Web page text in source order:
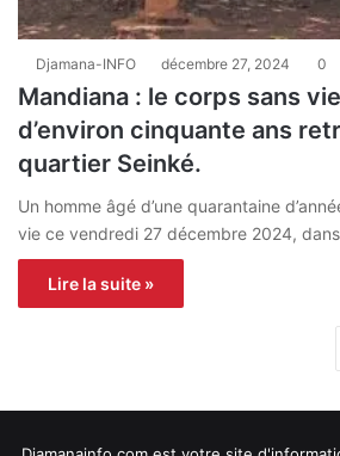
Djamana-INFO décembre 27, 2024 0
Mandiana : le corps sans
d’environ cinquante ans
quartier Seinké.
Un homme âgé d’une quarantaine
vie ce vendredi 27 décembre 2024,
Lire la suite »